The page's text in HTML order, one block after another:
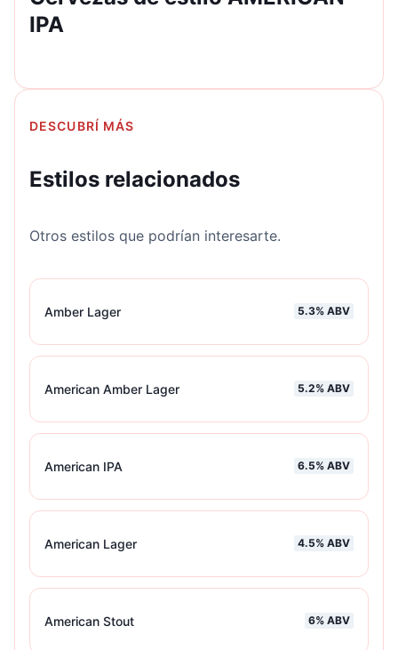
IPA
DESCUBRÍ MÁS
Estilos relacionados
Otros estilos que podrían interesarte.
Amber Lager 5.3% ABV
American Amber Lager 5.2% ABV
American IPA 6.5% ABV
American Lager 4.5% ABV
American Stout 6% ABV